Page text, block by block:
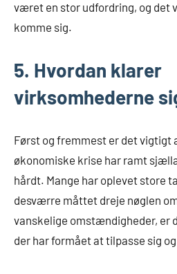
været en stor udfordring, og det
komme sig.
5. Hvordan klarer
virksomhederne
Først og fremmest er det vigtigt
økonomiske krise har ramt
hårdt. Mange har oplevet store
desværre måttet dreje nøglen
vanskelige omstændigheder, er
der har formået at tilpasse sig